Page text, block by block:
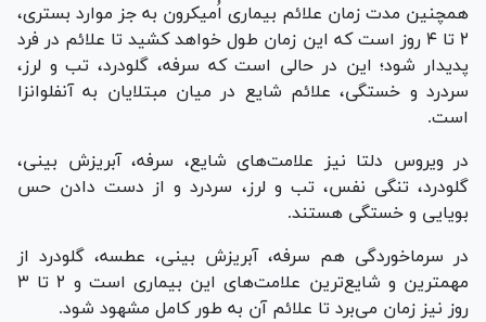
همچنین مدت زمان علائم بیماری اُمیکرون به جز موارد بستری،
۲ تا ۴ روز است که این زمان طول خواهد کشید تا علائم در فرد
پدیدار شود؛ این در حالی است که سرفه، گلودرد، تب و لرز،
سردرد و خستگی، علائم شایع در میان مبتلایان به آنفلوانزا
است.
در ویروس دلتا نیز علامت‌های شایع، سرفه، آبریزش بینی،
گلودرد، تنگی نفس، تب و لرز، سردرد و از دست دادن حس
بویایی و خستگی هستند.
در سرماخوردگی هم سرفه، آبریزش بینی، عطسه، گلودرد از
مهمترین و شایع‌ترین علامت‌های این بیماری است و ۲ تا ۳
روز نیز زمان می‌برد تا علائم آن به طور کامل مشهود شود.